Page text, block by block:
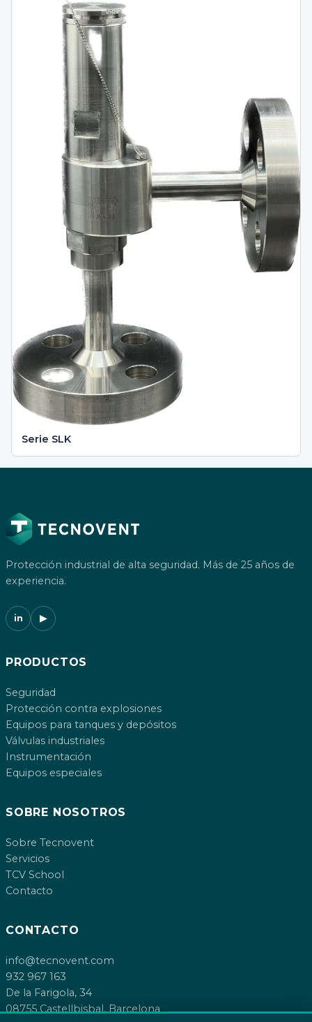
Serie SLK
Protección industrial de alta seguridad. Más de 25 años de
experiencia.
in ▶
PRODUCTOS
Seguridad
Protección contra explosiones
Equipos para tanques y depósitos
Válvulas industriales
Instrumentación
Equipos especiales
SOBRE NOSOTROS
Sobre Tecnovent
Servicios
TCV School
Contacto
CONTACTO
info@tecnovent.com
932 967 163
De la Farigola, 34
08755 Castellbisbal, Barcelona